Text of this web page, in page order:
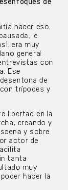
de
hacer eso.
le
era muy
general
con
Ese
de
trípodes y
libertad en la
creando y
y sobre
actor de
tanta
muy
hacer la